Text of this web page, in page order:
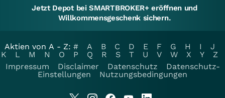
Jetzt Depot bei SMARTBROKER+ eröffnen und
Willkommensgeschenk sichern.
Aktien von A - Z: # A B C D E F G H I
J
K
L M N O P Q R S T U V W X Y
Z
Impressum
Disclaimer Datenschutz
Datenschutz-
Einstellungen
Nutzungsbedingungen